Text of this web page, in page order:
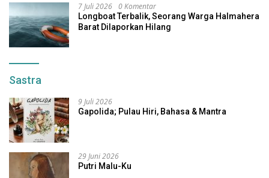
7 Juli 2026 0 Komentar
Longboat Terbalik, Seorang Warga Halmahera
Barat Dilaporkan Hilang
Sastra
9 Juli 2026
Gapolida; Pulau Hiri, Bahasa & Mantra
29 Juni 2026
Putri Malu-Ku